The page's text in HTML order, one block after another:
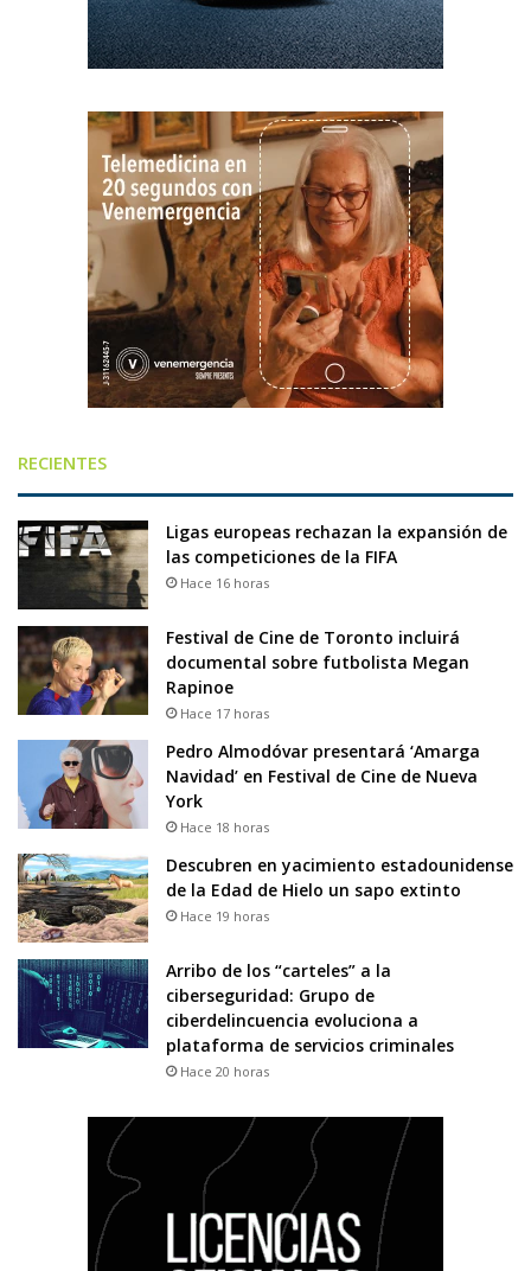
RECIENTES
Ligas europeas rechazan la expansión de
las competiciones de la FIFA
Hace 16 horas
Festival de Cine de Toronto incluirá
documental sobre futbolista Megan
Rapinoe
Hace 17 horas
Pedro Almodóvar presentará ‘Amarga
Navidad’ en Festival de Cine de Nueva
York
Hace 18 horas
Descubren en yacimiento estadounidense
de la Edad de Hielo un sapo extinto
Hace 19 horas
Arribo de los “carteles” a la
ciberseguridad: Grupo de
ciberdelincuencia evoluciona a
plataforma de servicios criminales
Hace 20 horas